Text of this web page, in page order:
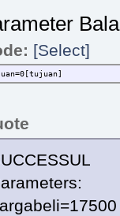
[Select]